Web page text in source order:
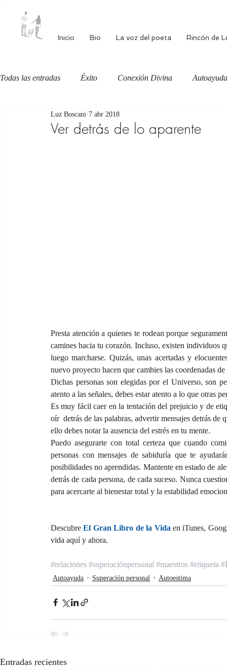
Inicio Bio La voz del poeta Rincón de
Todas las entradas Éxito Conexión Divina Autoayuda
Autoestima Alimentación consciente
Ver detrás de lo aparente
Luz Boscani 7 abr 2018
Presta atención a quienes te rodean porque
camines hacia tu corazón. Incluso, existen individuos
luego marcharse. Quizás, unas acertadas y
nuevo proyecto hacen que cambies las coordenadas
Dichas personas son elegidas por el Universo, son
atento a las señales, debes estar atento a lo que otras
Es muy fácil caer en la tentación del prejuicio y de
oír  detrás de las palabras, advertir mensajes detrás
ello debes notar la ausencia del estrés en tu mente.
Puedo asegurarte con total certeza que cuando
personas con mensajes de sabiduría que te
posibilidades no aprendidas. Mantente en estado de
detrás de cada persona, de cada suceso. Nunca
para acercarte al bienestar total y la estabilidad
Descubre El Gran Libro de la Vida en iTunes,
vida aquí y ahora.
#relaciones #superaciónpersonal #maestros #etiqueta
Autoayuda Superación personal Autoestima
Entradas recientes